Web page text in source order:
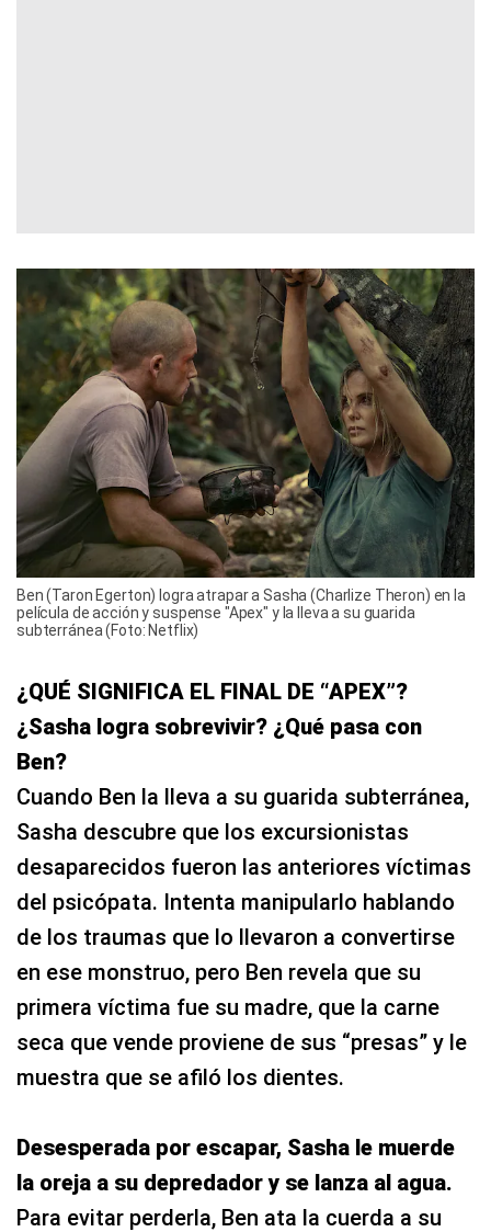
Ben (Taron Egerton) logra atrapar a Sasha (Charlize Theron) en la
película de acción y suspense "Apex" y la lleva a su guarida
subterránea (Foto: Netflix)
¿QUÉ SIGNIFICA EL FINAL DE “APEX”?
¿Sasha logra sobrevivir? ¿Qué pasa con
Ben?
Cuando Ben la lleva a su guarida subterránea,
Sasha descubre que los excursionistas
desaparecidos fueron las anteriores víctimas
del psicópata. Intenta manipularlo hablando
de los traumas que lo llevaron a convertirse
en ese monstruo, pero Ben revela que su
primera víctima fue su madre, que la carne
seca que vende proviene de sus “presas” y le
muestra que se afiló los dientes.
Desesperada por escapar, Sasha le muerde
la oreja a su depredador y se lanza al agua.
Para evitar perderla, Ben ata la cuerda a su